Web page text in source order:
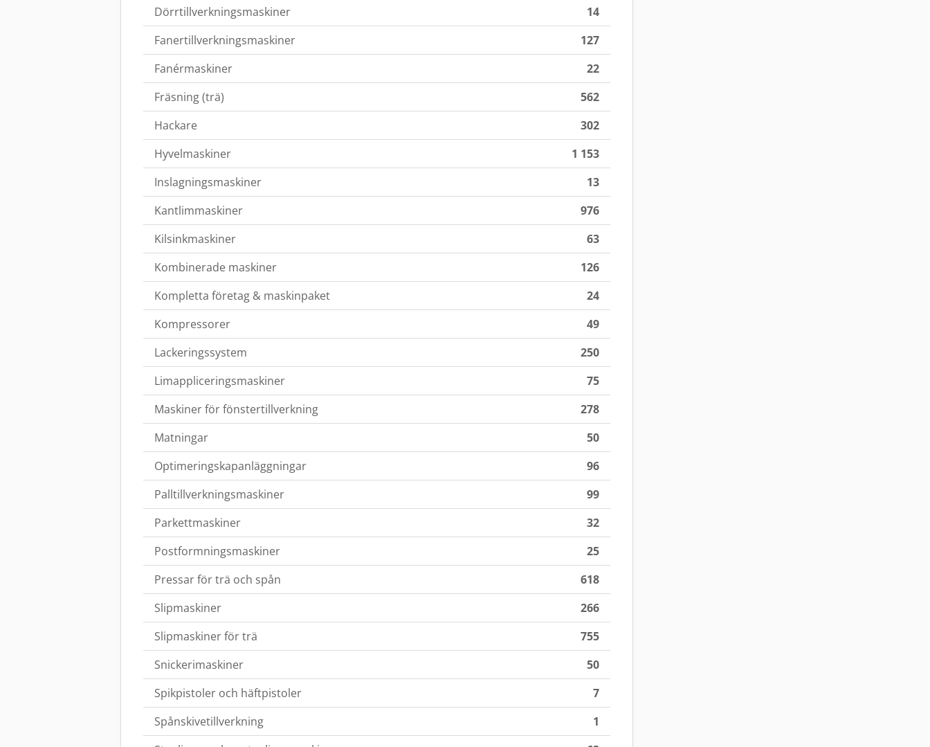
Dörrtillverkningsmaskiner
14
Fanertillverkningsmaskiner
127
Fanérmaskiner
22
Fräsning (trä)
562
Hackare
302
Hyvelmaskiner
1 153
Inslagningsmaskiner
13
Kantlimmaskiner
976
Kilsinkmaskiner
63
Kombinerade maskiner
126
Kompletta företag & maskinpaket
24
Kompressorer
49
Lackeringssystem
250
Limappliceringsmaskiner
75
Maskiner för fönstertillverkning
278
Matningar
50
Optimeringskapanläggningar
96
Palltillverkningsmaskiner
99
Parkettmaskiner
32
Postformningsmaskiner
25
Pressar för trä och spån
618
Slipmaskiner
266
Slipmaskiner för trä
755
Snickerimaskiner
50
Spikpistoler och häftpistoler
7
Spånskivetillverkning
1